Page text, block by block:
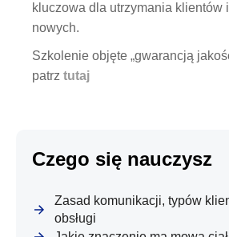
kluczowa dla utrzymania klientów
nowych.
Szkolenie objęte „gwarancją
patrz tutaj
Czego się nauczysz
Zasad komunikacji, typów
obsługi